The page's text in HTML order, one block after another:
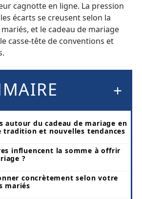
cagnotte en ligne. La pression
écarts se creusent selon la
et le cadeau de mariage
casse-tête de conventions et
autour du cadeau de mariage en
tradition et nouvelles tendances
influencent la somme à offrir
?
concrètement selon votre
mariés